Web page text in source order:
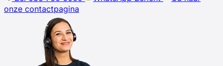
onze contactpagina